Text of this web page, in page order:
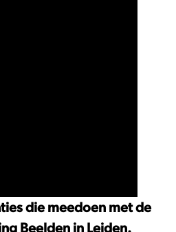
die meedoen met de
Beelden in Leiden.